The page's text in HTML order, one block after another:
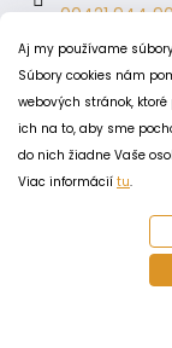
Aj my používame
Súbory cookies nám
webových stránok,
ich na to, aby sme
do nich žiadne Vaše
Viac informácií tu.
00421 944
hupaci.oslik
PODMIENKY
Obchodné
Odstúpenie od
Zásady
Zásady